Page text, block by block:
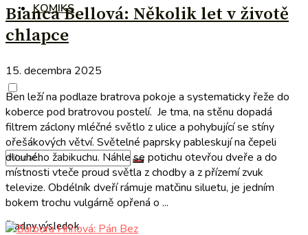
KOMIKS
Žiadny výsledok
Bianca Bellová: Několik let v životě
chlapce
15. decembra 2025
Ben leží na podlaze bratrova pokoje a systematicky řeže do
koberce pod bratrovou postelí. Je tma, na stěnu dopadá
filtrem záclony mléčné světlo z ulice a pohybující se stíny
ořešákových větví. Světelné paprsky pableskují na čepeli
dlouhého žabikuchu. Náhle se potichu otevřou dveře a do
místnosti vteče proud světla z chodby a z přízemí zvuk
televize. Obdélník dveří rámuje matčinu siluetu, je jedním
bokem trochu vulgárně opřená o ...